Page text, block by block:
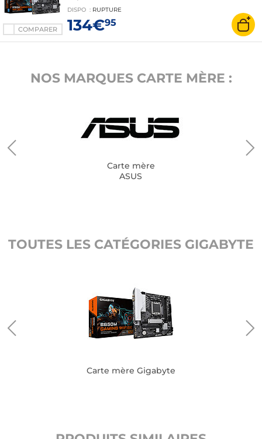
COMPARER
Express 4.0 16x
DISPO : RUPTURE
134€95
NOS MARQUES CARTE MÈRE :
Carte mère
ASUS
TOUTES LES CATÉGORIES GIGABYTE
Carte mère Gigabyte